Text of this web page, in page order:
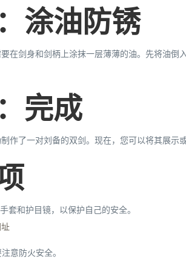
涂油防锈
在剑身和剑柄上涂抹一层薄薄的油。先将油倒
完成
作了一对刘备的双剑。现在，您可以将其展示
套和护目镜，以保护自己的安全。
意防火安全。